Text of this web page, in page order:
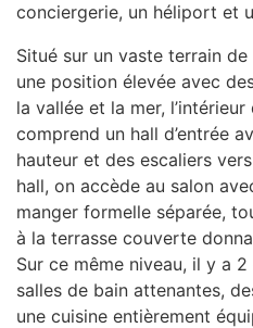
conciergerie, un héliport et
Situé sur un vaste terrain
une position élevée avec
la vallée et la mer,
comprend un hall d’entrée
hauteur et des escaliers
hall, on accède au salon
manger formelle séparée,
à la terrasse couverte
Sur ce même niveau, il y a
salles de bain attenantes,
une cuisine entièrement